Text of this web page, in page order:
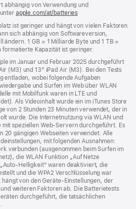
von Verwendung und
apple.com/at/batteries
ist geringer und hängt von vielen Faktoren
sich abhängig von Softwareversion,
ändern. 1 GB = 1 Milliarde Byte und 1 TB =
formatierte Kapazität ist geringer.
im Januar und Februar 2025 durchgeführt
(M3) und 13" iPad Air (M3). Bei den Tests
entladen, wobei folgende Aufgaben
und Surfen im Web über WLAN
mit Mobilfunk waren in LTE und
Als Videoinhalt wurde ein im iTunes Store
von 2 Stunden 23 Minuten verwendet, der in
wurde. Die Internetnutzung via WLAN und
mit speziellen Web-Servern durchgeführt. Es
20 gängigen Webseiten verwendet. Alle
mit folgenden Ausnahmen:
verbunden (ausgenommen beim Surfen im
die WLAN Funktion „Auf Netze
Helligkeit“ waren deaktiviert, die
und die WPA2 Verschlüsselung war
von den Geräte-Einstellungen, der
weiteren Faktoren ab. Die Batterietests
durchgeführt, die tatsächlichen